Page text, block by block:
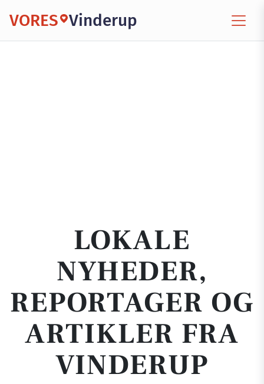
VORES Vinderup
LOKALE
NYHEDER,
REPORTAGER OG
ARTIKLER FRA
VINDERUP